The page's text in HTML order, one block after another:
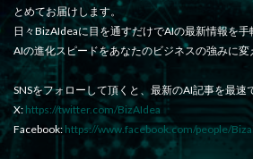
とめてお届けします。
日々BizAIdeaに目を通すだけでAIの最新情報を手
AIの進化スピードをあなたのビジネスの強みに変
SNSをフォローして頂くと、最新のAI記事を最速
X: https://twitter.com/BizAIdea
Facebook: https://www.facebook.com/people/